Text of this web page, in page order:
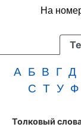
словаря
год)
На
А Б В Г Д
С Т У Ф
Толковый